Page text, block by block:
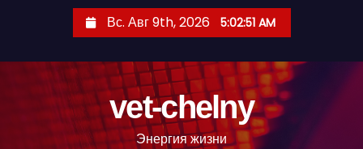
Вс. Авг 9th, 2026 5:02:52 AM
vet-chelny
Энергия жизни